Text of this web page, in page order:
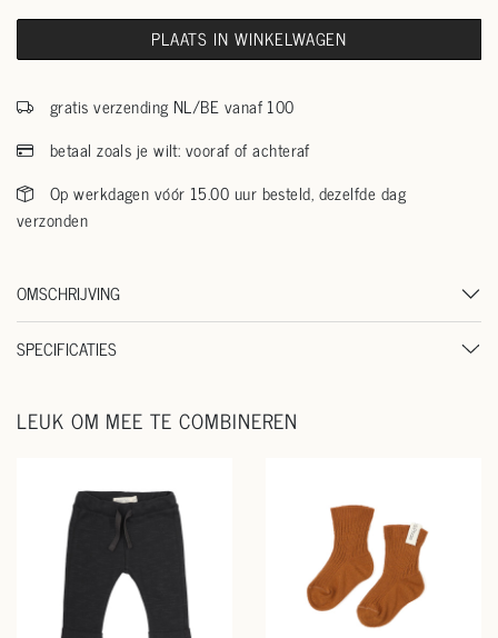
PLAATS IN WINKELWAGEN
gratis verzending NL/BE vanaf 100
betaal zoals je wilt: vooraf of achteraf
Op werkdagen vóór 15.00 uur besteld, dezelfde dag
verzonden
OMSCHRIJVING
SPECIFICATIES
LEUK OM MEE TE COMBINEREN